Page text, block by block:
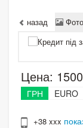
назад Фото
Цена:
ГРН EURO
+38 xxx